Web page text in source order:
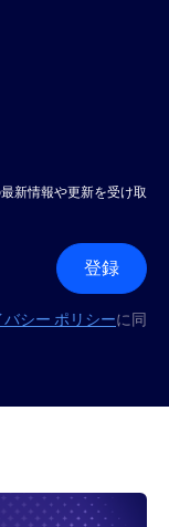
新情報や更新を受け取
登録
バシー ポリシーに同